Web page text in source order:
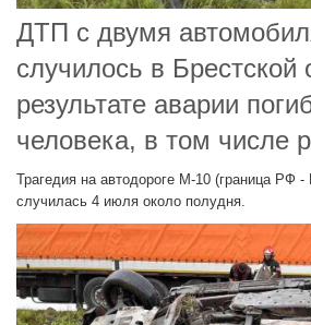
ДТП с двумя
случилось в Брестской
результате аварии
человека, в том числе
Трагедия на автодороге М-10 (граница РФ -
случилась 4 июля около полудня.